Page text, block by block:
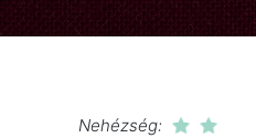
Nehézség: